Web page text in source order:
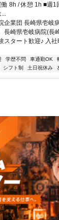
働 8h / 休憩 1h ■週
...
企業団 長崎県壱岐
長崎県壱岐病院(長
タート歓迎♪ 入社
学歴不問 車通勤OK
シフト制 土日祝休み